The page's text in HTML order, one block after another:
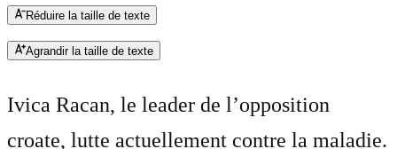
Réduire la taille de texte
Agrandir la taille de texte
Ivica Racan, le leader de l’opposition
croate, lutte actuellement contre la maladie.